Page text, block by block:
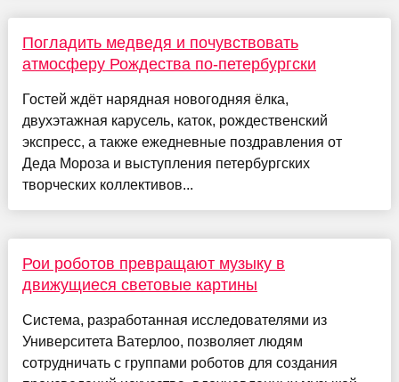
Погладить медведя и почувствовать
атмосферу Рождества по-петербургски
Гостей ждёт нарядная новогодняя ёлка,
двухэтажная карусель, каток, рождественский
экспресс, а также ежедневные поздравления от
Деда Мороза и выступления петербургских
творческих коллективов...
Рои роботов превращают музыку в
движущиеся световые картины
Система, разработанная исследователями из
Университета Ватерлоо, позволяет людям
сотрудничать с группами роботов для создания